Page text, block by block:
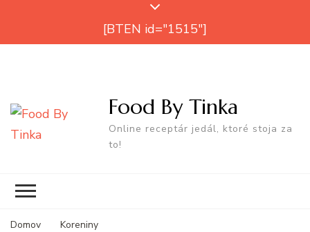
[BTEN id="1515"]
Food By Tinka
Online receptár jedál, ktoré stoja za
to!
Domov
Koreniny